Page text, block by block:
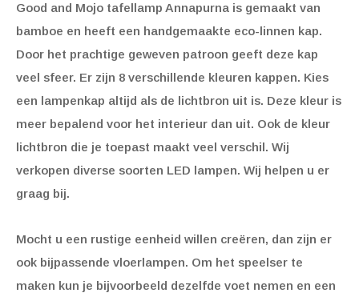
Good and Mojo tafellamp Annapurna is gemaakt van
bamboe en heeft een handgemaakte eco-linnen kap.
Door het prachtige geweven patroon geeft deze kap
veel sfeer. Er zijn 8 verschillende kleuren kappen. Kies
een lampenkap altijd als de lichtbron uit is. Deze kleur is
meer bepalend voor het interieur dan uit. Ook de kleur
lichtbron die je toepast maakt veel verschil. Wij
verkopen diverse soorten LED lampen. Wij helpen u er
graag bij.
Mocht u een rustige eenheid willen creëren, dan zijn er
ook bijpassende vloerlampen. Om het speelser te
maken kun je bijvoorbeeld dezelfde voet nemen en een